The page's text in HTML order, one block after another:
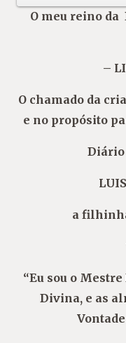
O meu reino da
–
O chamado da
e no propósito
Diário
a
“Eu sou o
Divina, e as